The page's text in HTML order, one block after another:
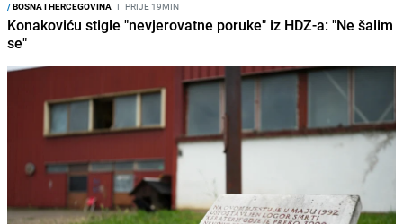
/BOSNA I HERCEGOVINA I PRIJE 19MIN
Konakoviću stigle "nevjerovatne poruke" iz HDZ-a: "Ne šalim
se"